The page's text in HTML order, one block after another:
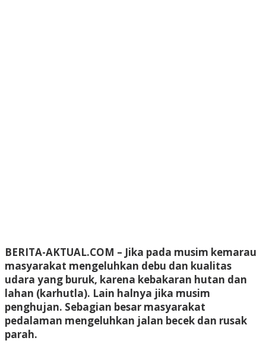
BERITA-AKTUAL.COM – Jika pada musim kemarau
masyarakat mengeluhkan debu dan kualitas
udara yang buruk, karena kebakaran hutan dan
lahan (karhutla). Lain halnya jika musim
penghujan. Sebagian besar masyarakat
pedalaman mengeluhkan jalan becek dan rusak
parah.